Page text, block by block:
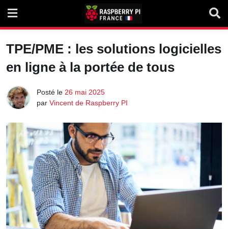
content
TPE/PME : les solutions logicielles
en ligne à la portée de tous
Posté le 26 mai 2025
par Vincent de Raspberry PI